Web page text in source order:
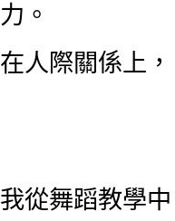
力。
在人際關係上，
我從舞蹈教學